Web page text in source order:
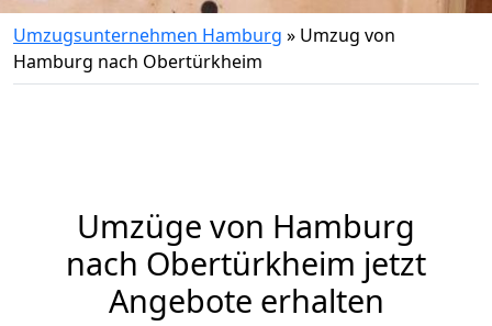
Umzugsunternehmen Hamburg » Umzug von
Hamburg nach Obertürkheim
Umzüge von Hamburg
nach Obertürkheim jetzt
Angebote erhalten